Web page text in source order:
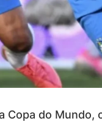
Copa do Mundo,